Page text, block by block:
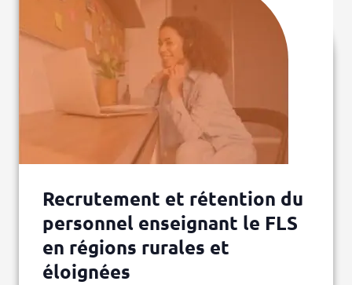
Recrutement et rétention du
personnel enseignant le FLS
en régions rurales et
éloignées